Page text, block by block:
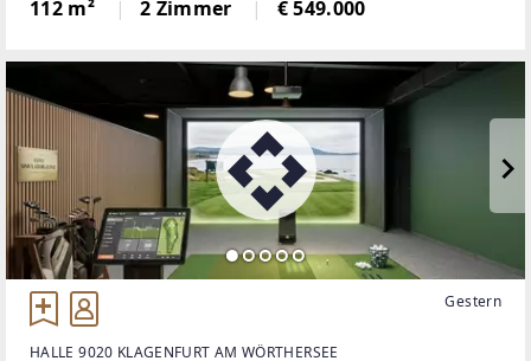
Besonderem.Bereits beim Betreten wird das
112 m² 2 Zimmer € 549.000
Gestern
HALLE 9020 KLAGENFURT AM WÖRTHERSEE